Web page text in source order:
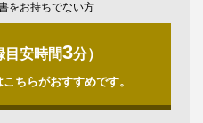
をお持ちでない方
目安時間3分）
ちらがおすすめです。